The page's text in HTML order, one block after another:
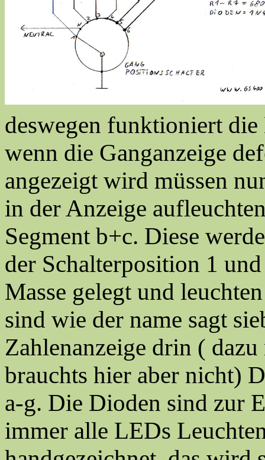
deswegen funktioniert
wenn die Ganganzeige
angezeigt wird müssen
in der Anzeige
Segment b+c. Diese
der Schalterposition 1
Masse gelegt und
sind wie der name sagt
Zahlenanzeige drin (
brauchts hier aber nicht)
a-g. Die Dioden sind zur
immer alle LEDs